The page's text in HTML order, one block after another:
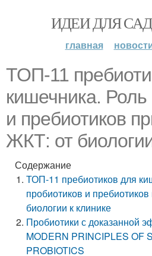
ИДЕИ ДЛЯ
главная
ТОП-11
кишечника. Роль
и пребиотиков
ЖКТ: от
Содержание
ТОП-11 пребиотиков для
пробиотиков и
биологии к клинике
Пробиотики с доказанной
MODERN PRINCIPLES OF
PROBIOTICS